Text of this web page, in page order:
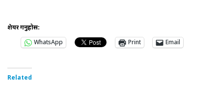
शेयर गर्नुहोस:
WhatsApp
Print Email
Related